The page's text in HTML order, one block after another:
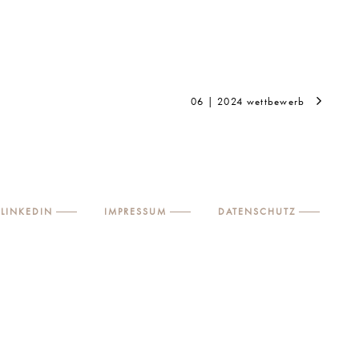
06 | 2024 wettbewerb
LINKEDIN IMPRESSUM DATENSCHUTZ